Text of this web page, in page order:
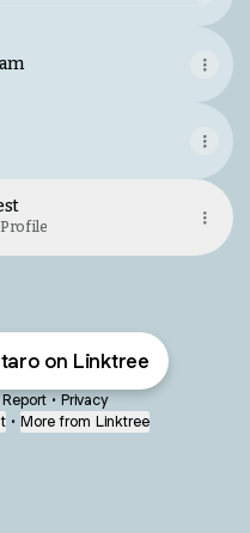
Profile
on Linktree
Report • Privacy
• More from Linktree